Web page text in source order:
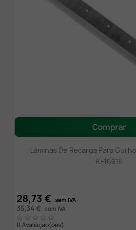
Comprar
Lâminas De Recarga Para
KF16916
28,73 € sem IVA
35,34 € com IVA
0 Avaliação(ões)